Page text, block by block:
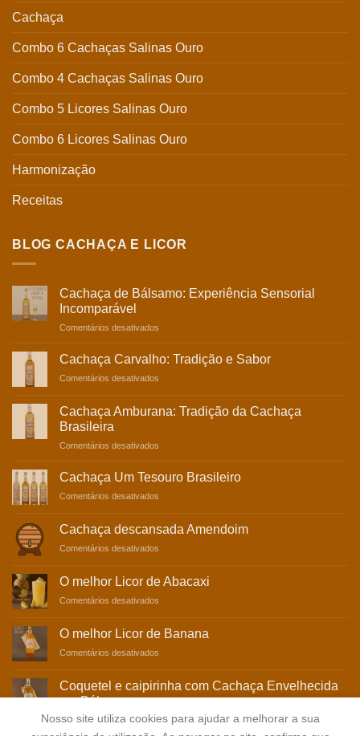
Cachaça
Combo 6 Cachaças Salinas Ouro
Combo 4 Cachaças Salinas Ouro
Combo 5 Licores Salinas Ouro
Combo 6 Licores Salinas Ouro
Harmonização
Receitas
BLOG CACHAÇA E LICOR
Cachaça de Bálsamo: Experiência Sensorial
Incomparável
Comentários desativados
Incomparável
Cachaça Carvalho: Tradição e Sabor
Comentários desativados
Carvalho:
Tradição
Cachaça Amburana: Tradição da Cachaça
Brasileira
Comentários desativados
Amburana:
Brasileira
Cachaça Um Tesouro Brasileiro
Comentários desativados
Tesouro
Cachaça descansada Amendoim
Comentários desativados
descansada
Amendoim
O melhor Licor de Abacaxi
Comentários desativados
melhor
Licor
O melhor Licor de Banana
Comentários desativados
melhor
Licor
Banana
Coquetel e caipirinha com Cachaça Envelhecida
em Bálsamo
Comentários desativadosem
Coquetel
Nosso site utiliza cookies para ajudar a melhorar a sua